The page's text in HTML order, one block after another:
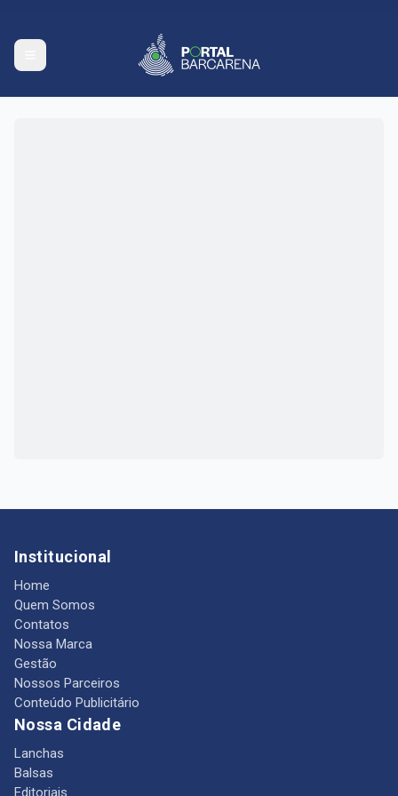
Institucional
Home
Quem Somos
Contatos
Nossa Marca
Gestão
Nossos Parceiros
Conteúdo Publicitário
Nossa Cidade
Lanchas
Balsas
Editoriais